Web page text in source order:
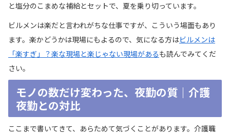
と塩分のこまめな補給とセットで、夏を乗り切っています。
ビルメンは楽だと言われがちな仕事ですが、こういう場面もあり
ます。楽かどうかは現場にもよるので、気になる方はビルメンは
「楽すぎ」？楽な現場と楽じゃない現場があるも読んでみてくだ
さい。
モノの数だけ変わった、夜勤の質｜介護
夜勤との対比
ここまで書いてきて、あらためて気づくことがあります。介護職